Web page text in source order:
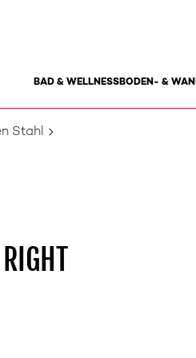
BAD & WELLNESSBODEN- &
Stahl